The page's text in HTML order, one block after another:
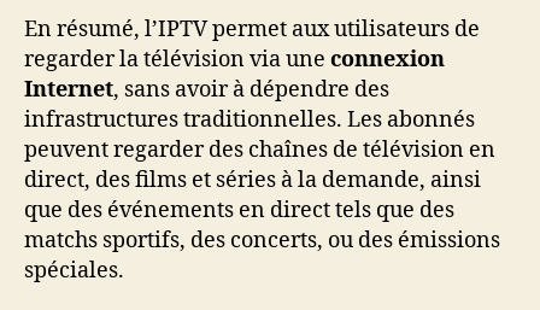
En résumé, l’IPTV permet aux utilisateurs de
regarder la télévision via une connexion
Internet, sans avoir à dépendre des
infrastructures traditionnelles. Les abonnés
peuvent regarder des chaînes de télévision en
direct, des films et séries à la demande, ainsi
que des événements en direct tels que des
matchs sportifs, des concerts, ou des émissions
spéciales.